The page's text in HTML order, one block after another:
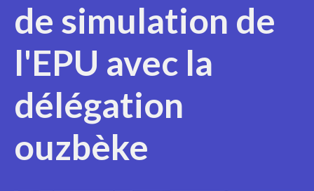
de simulation de
l'EPU avec la
délégation
ouzbèke